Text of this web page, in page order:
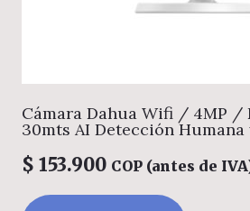
Cámara Dahua Wifi / 4MP /
30mts AI Detección Humana
Web, PoE, Alarma por Sonido
Audio vidireccional, Soporta
256GB Gestion desde la App
$ 153.900 COP (antes de